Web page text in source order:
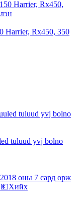
Harrier, Rx450, 350
tuluud yvj bolno